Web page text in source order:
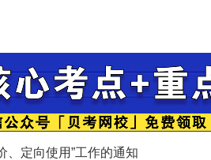
、定向使用”工作的通知